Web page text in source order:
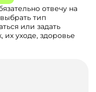
отвечу на
тип
или задать
их уходе, здоровье